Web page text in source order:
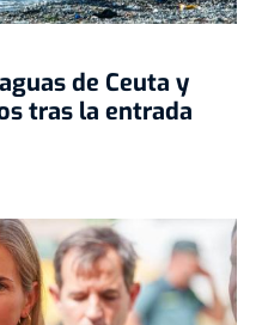
de Ceuta y
tras la entrada